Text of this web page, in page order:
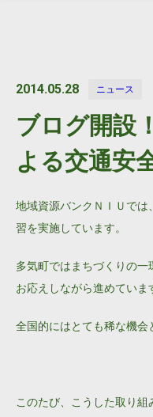
2014.05.28 ニュース
ブログ開設
よる交通安
地域資源バンクＮＩＵでは
習を実施しています。
多気町ではまちづくりの
お応えしながら進めていま
全国的にはとても稀な機会
このたび、こうした取り